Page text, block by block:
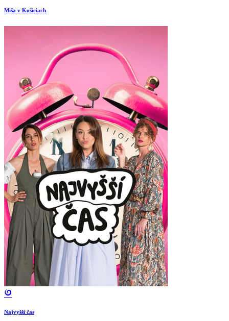
Miša v Košiciach
Najvyšší čas